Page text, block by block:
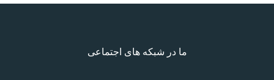
ما در شبکه های اجتماعی